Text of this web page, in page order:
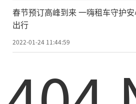
春节预订高峰到来 一嗨租车守护
出行
2022-01-24 11:44:59